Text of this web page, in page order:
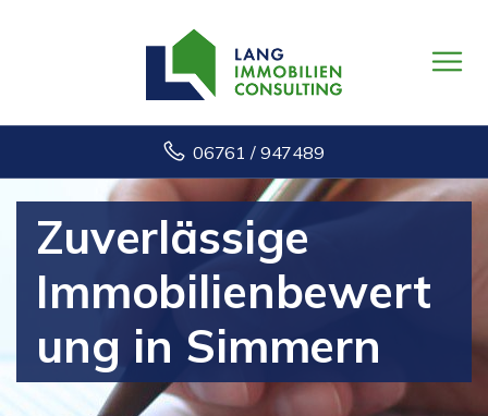
06761 / 947489
Zuverlässige
Immobilienbewert
ung in Simmern